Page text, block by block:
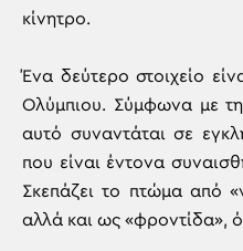
κίνητρο.
Ένα δεύτερο στοιχείο
Ολύμπιου. Σύμφωνα με
αυτό συναντάται σε
που είναι έντονα
Σκεπάζει το πτώμα από
αλλά και ως «φροντίδα»,